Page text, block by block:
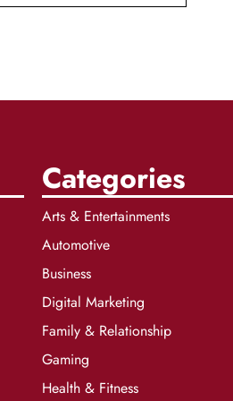
Categories
Arts & Entertainments
Automotive
Business
Digital Marketing
Family & Relationship
Gaming
Health & Fitness